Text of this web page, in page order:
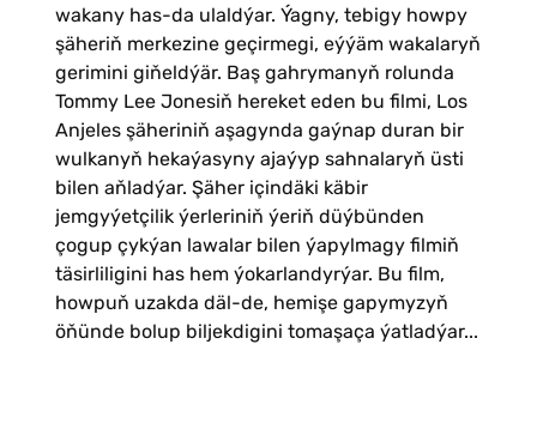
wakany has-da ulaldýar. Ýagny, tebigy howpy
şäheriň merkezine geçirmegi, eýýäm wakalaryň
gerimini giňeldýär. Baş gahrymanyň rolunda
Tommy Lee Jonesiň hereket eden bu filmi, Los
Anjeles şäheriniň aşagynda gaýnap duran bir
wulkanyň hekaýasyny ajaýyp sahnalaryň üsti
bilen aňladýar. Şäher içindäki käbir
jemgyýetçilik ýerleriniň ýeriň düýbünden
çogup çykýan lawalar bilen ýapylmagy filmiň
täsirliligini has hem ýokarlandyrýar. Bu film,
howpuň uzakda däl-de, hemişe gapymyzyň
öňünde bolup biljekdigini tomaşaça ýatladýar...